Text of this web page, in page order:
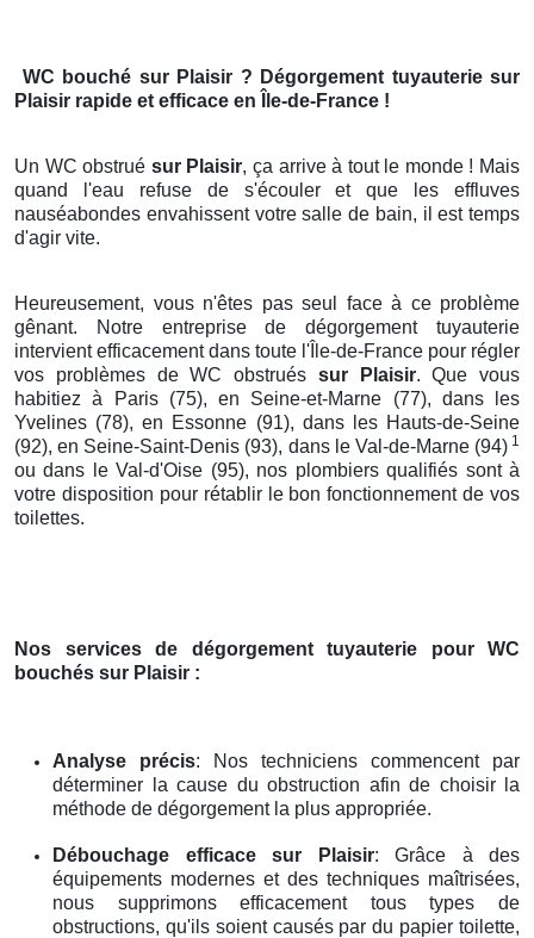
WC bouché sur Plaisir ? Dégorgement tuyauterie sur
Plaisir rapide et efficace en Île-de-France !
Un WC obstrué sur Plaisir, ça arrive à tout le monde ! Mais
quand l'eau refuse de s'écouler et que les effluves
nauséabondes envahissent votre salle de bain, il est temps
d'agir vite.
Heureusement, vous n'êtes pas seul face à ce problème
gênant. Notre entreprise de dégorgement tuyauterie
intervient efficacement dans toute l'Île-de-France pour régler
vos problèmes de WC obstrués sur Plaisir. Que vous
habitiez à Paris (75), en Seine-et-Marne (77), dans les
Yvelines (78), en Essonne (91), dans les Hauts-de-Seine
(92), en Seine-Saint-Denis (93), dans le Val-de-Marne (94)1
ou dans le Val-d'Oise (95), nos plombiers qualifiés sont à
votre disposition pour rétablir le bon fonctionnement de vos
toilettes.
Nos services de dégorgement tuyauterie pour WC
bouchés sur Plaisir :
Analyse précis: Nos techniciens commencent par
déterminer la cause du obstruction afin de choisir la
méthode de dégorgement la plus appropriée.
Débouchage efficace sur Plaisir: Grâce à des
équipements modernes et des techniques maîtrisées,
nous supprimons efficacement tous types de
obstructions, qu'ils soient causés par du papier toilette,